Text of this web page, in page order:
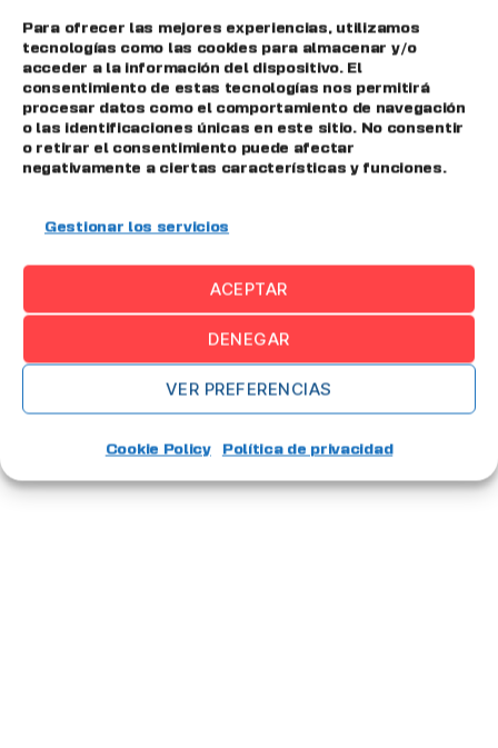
Para ofrecer las mejores experiencias, utilizamos
tecnologías como las cookies para almacenar y/o
acceder a la información del dispositivo. El
consentimiento de estas tecnologías nos permitirá
procesar datos como el comportamiento de navegación
o las identificaciones únicas en este sitio. No consentir
o retirar el consentimiento puede afectar
negativamente a ciertas características y funciones.
Gestionar los servicios
ACEPTAR
DENEGAR
VER PREFERENCIAS
Cookie Policy Política de privacidad
personas, máquinas, datos y metodologías,
y tomar las primeras […]
Big Data,digitalización,emisuite,industria
industria 4.0,Mantenimiento,MES
SGA